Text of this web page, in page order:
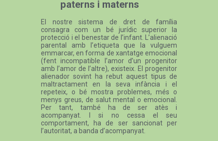
paterns i materns
El nostre sistema de dret de família
consagra com un bé jurídic superior la
protecció i el benestar de l’infant. L’alienació
parental amb l’etiqueta que la vulguem
emmarcar, en forma de xantatge emocional
(fent incompatible l’amor d’un progenitor
amb l’amor de l’altre), existeix. El progenitor
alienador sovint ha rebut aquest tipus de
maltractament en la seva infància i el
repeteix, o bé mostra problemes, més o
menys greus, de salut mental o emocional.
Per tant, també ha de ser atès i
acompanyat. I si no cessa el seu
comportament, ha de ser sancionat per
l’autoritat, a banda d’acompanyat.